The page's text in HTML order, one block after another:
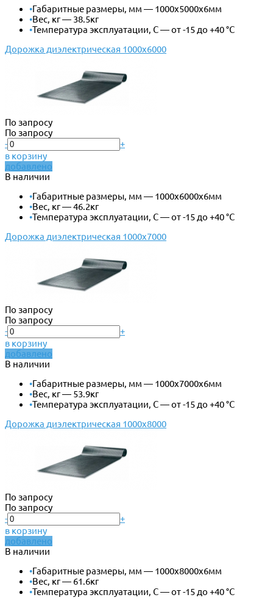
•Габаритные размеры, мм — 1000х5000х6мм
•Вес, кг — 38.5кг
•Температура эксплуатации, С — от -15 до +40 °С
Дорожка диэлектрическая 1000х6000
По запросу
По запросу
-
+
в корзину
добавлено
В наличии
•Габаритные размеры, мм — 1000х6000х6мм
•Вес, кг — 46.2кг
•Температура эксплуатации, С — от -15 до +40 °С
Дорожка диэлектрическая 1000х7000
По запросу
По запросу
-
+
в корзину
добавлено
В наличии
•Габаритные размеры, мм — 1000х7000х6мм
•Вес, кг — 53.9кг
•Температура эксплуатации, С — от -15 до +40 °С
Дорожка диэлектрическая 1000х8000
По запросу
По запросу
-
+
в корзину
добавлено
В наличии
•Габаритные размеры, мм — 1000х8000х6мм
•Вес, кг — 61.6кг
•Температура эксплуатации, С — от -15 до +40 °С